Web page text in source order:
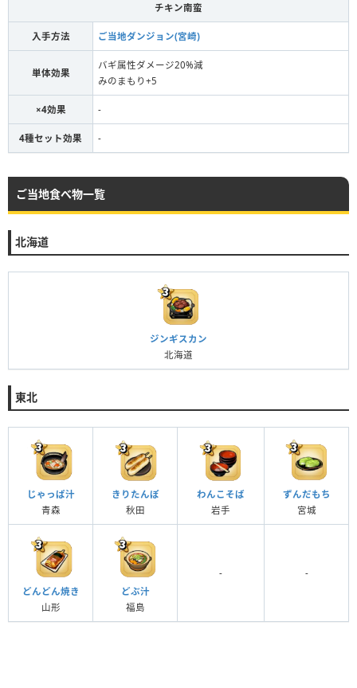
チキン南蛮
入手方法 ご当地ダンジョン(宮崎)
単体効果
バギ属性ダメージ20%減
みのまもり+5
×4効果 -
4種セット効果 -
ご当地食べ物一覧
北海道
ジンギスカン
北海道
東北
じゃっぱ汁
青森
きりたんぽ
秋田
わんこそば
岩手
ずんだもち
宮城
どんどん焼き
山形
どぶ汁
福島
- -